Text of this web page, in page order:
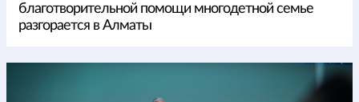
благотворительной помощи многодетной семье
разгорается в Алматы